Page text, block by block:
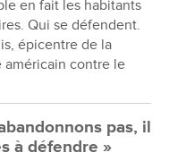
en fait les habitants
Qui se défendent.
épicentre de la
américain contre le
pas, il
à défendre »